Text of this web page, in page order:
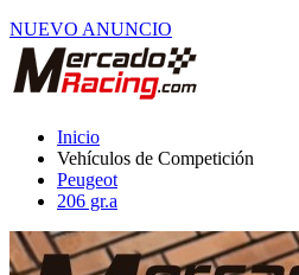
NUEVO ANUNCIO
Inicio
Vehículos de Competición
Peugeot
206 gr.a